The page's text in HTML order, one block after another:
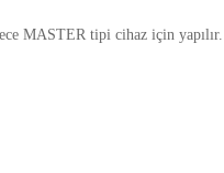
MASTER tipi cihaz için yapılır.